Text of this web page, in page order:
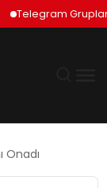
Telegram Grupları
Onadı